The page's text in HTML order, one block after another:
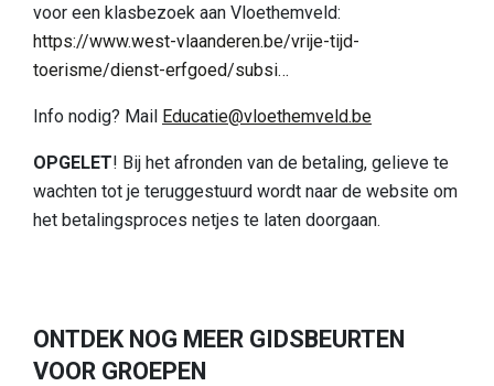
voor een klasbezoek aan Vloethemveld:
https://www.west-vlaanderen.be/vrije-tijd-
toerisme/dienst-erfgoed/subsi…
Info nodig? Mail Educatie@vloethemveld.be
OPGELET! Bij het afronden van de betaling, gelieve te
wachten tot je teruggestuurd wordt naar de website om
het betalingsproces netjes te laten doorgaan.
ONTDEK NOG MEER GIDSBEURTEN
VOOR GROEPEN